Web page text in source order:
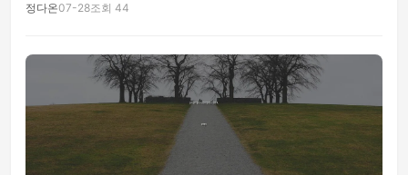
정다온07-28조회 44